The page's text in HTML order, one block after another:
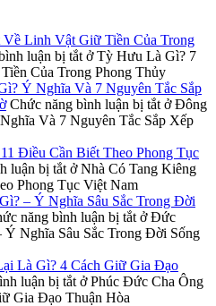
Linh Vật Giữ Tiền Của Trong
luận bị tắt ở Tỳ Hưu Là Gì? 7
Của Trong Phong Thủy
Ý Nghĩa Và 7 Nguyên Tắc Sắp
Chức năng bình luận bị tắt ở Đông
Và 7 Nguyên Tắc Sắp Xếp
Điều Cần Biết Theo Phong Tục
luận bị tắt ở Nhà Có Tang Kiêng
Phong Tục Việt Nam
– Ý Nghĩa Sâu Sắc Trong Đời
năng bình luận bị tắt ở Đức
Ý Nghĩa Sâu Sắc Trong Đời Sống
Là Gì? 4 Cách Giữ Gia Đạo
luận bị tắt ở Phúc Đức Cha Ông
Gia Đạo Thuận Hòa